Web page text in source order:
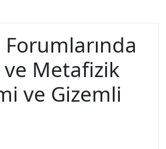
Metafizik
ve Gizemli